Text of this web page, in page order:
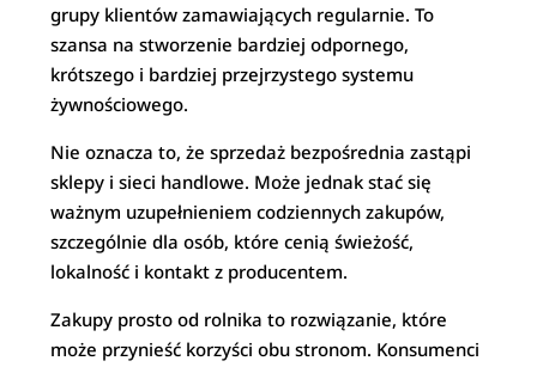
grupy klientów zamawiających regularnie. To
szansa na stworzenie bardziej odpornego,
krótszego i bardziej przejrzystego systemu
żywnościowego.
Nie oznacza to, że sprzedaż bezpośrednia zastąpi
sklepy i sieci handlowe. Może jednak stać się
ważnym uzupełnieniem codziennych zakupów,
szczególnie dla osób, które cenią świeżość,
lokalność i kontakt z producentem.
Zakupy prosto od rolnika to rozwiązanie, które
może przynieść korzyści obu stronom. Konsumenci